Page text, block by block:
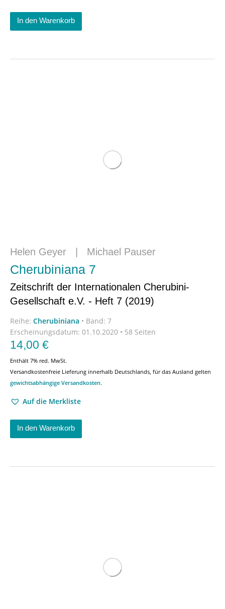
In den Warenkorb
Helen Geyer Michael Pauser
Cherubiniana 7
Zeitschrift der Internationalen Cherubini-
Gesellschaft e.V. - Heft 7 (2019)
Reihe: Cherubiniana • Band: 7
Erscheinungsdatum: 01.10.2020 • 58 Seiten
14,00 €
Enthält 7% red. MwSt.
Versandkostenfreie Lieferung innerhalb Deutschlands, für das Ausland gelten
gewichtsabhängige Versandkosten.
Auf die Merkliste
In den Warenkorb